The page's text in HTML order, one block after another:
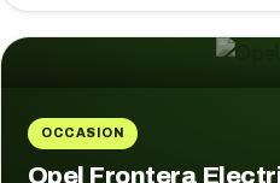
OCCASION
Opel Frontera